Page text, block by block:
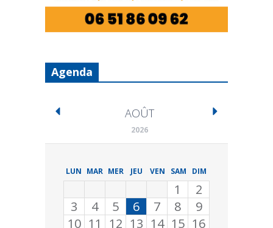
Agenda
AOÛT
2026
LUN MAR MER JEU VEN SAM DIM
1
2
3
4 5 6 7 8
9
10 11 12 13 14 15 16